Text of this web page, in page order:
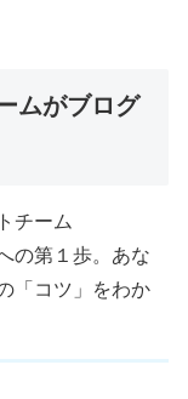
ムがブログ
チーム
の第１歩。あな
「コツ」をわか